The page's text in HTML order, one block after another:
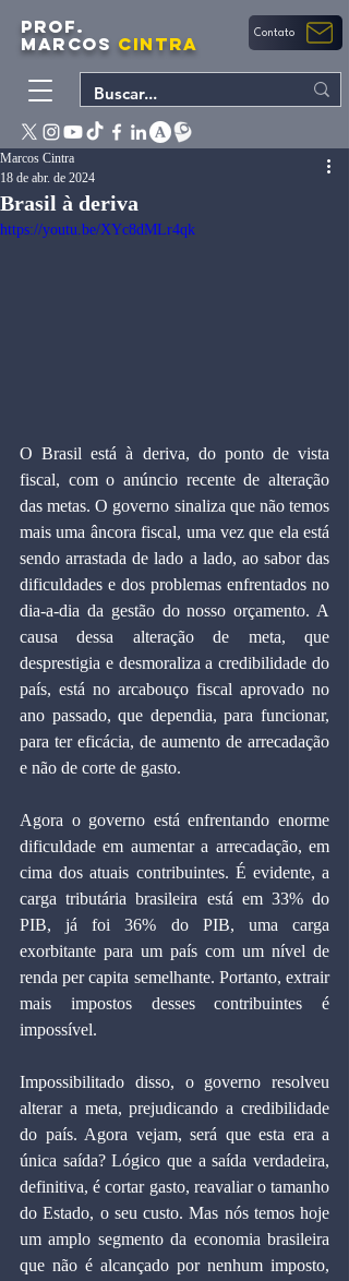
PROF.
MARCOS CINTRA Contato
Brasil à deriva
Marcos Cintra
18 de abr. de 2024
https://youtu.be/XYc8dMLr4qk
O Brasil está à deriva, do ponto de vista
fiscal, com o anúncio recente de alteração
das metas. O governo sinaliza que não temos
mais uma âncora fiscal, uma vez que ela está
sendo arrastada de lado a lado, ao sabor das
dificuldades e dos problemas enfrentados no
dia-a-dia da gestão do nosso orçamento. A
causa dessa alteração de meta, que
desprestigia e desmoraliza a credibilidade do
país, está no arcabouço fiscal aprovado no
ano passado, que dependia, para funcionar,
para ter eficácia, de aumento de arrecadação
e não de corte de gasto.
Agora o governo está enfrentando enorme
dificuldade em aumentar a arrecadação, em
cima dos atuais contribuintes. É evidente, a
carga tributária brasileira está em 33% do
PIB, já foi 36% do PIB, uma carga
exorbitante para um país com um nível de
renda per capita semelhante. Portanto, extrair
mais impostos desses contribuintes é
impossível.
Impossibilitado disso, o governo resolveu
alterar a meta, prejudicando a credibilidade
do país. Agora vejam, será que esta era a
única saída? Lógico que a saída verdadeira,
definitiva, é cortar gasto, reavaliar o tamanho
do Estado, o seu custo. Mas nós temos hoje
um amplo segmento da economia brasileira
que não é alcançado por nenhum imposto,